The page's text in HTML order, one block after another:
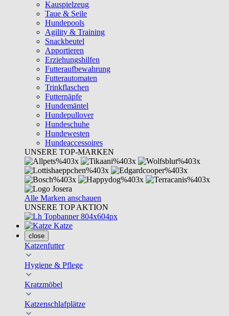
Kauspielzeug
Taue & Seile
Hundepools
Agility & Training
Snackbeutel
Apportieren
Erziehungshilfen
Futteraufbewahrung
Futterautomaten
Trinkflaschen
Futternäpfe
Hundemäntel
Hundepullover
Hundeschuhe
Hundewesten
Hundeaccessoires
UNSERE TOP-MARKEN
Alle Marken anschauen
UNSERE TOP AKTION
Katze
close
Katzenfutter
Hygiene & Pflege
Kratzmöbel
Katzenschlafplätze